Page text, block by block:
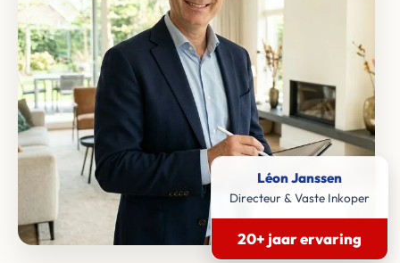
Léon Janssen
Directeur & Vaste Inkoper
20+ jaar ervaring